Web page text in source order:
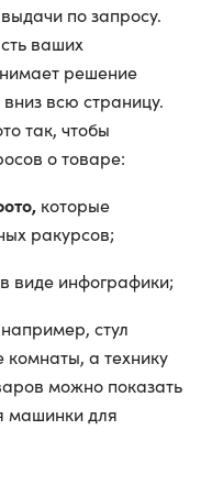
по запросу.
ваших
решение
всю страницу.
так, чтобы
о товаре:
которые
ракурсов;
в виде инфографики;
стул
комнаты, а технику
можно показать
машинки для